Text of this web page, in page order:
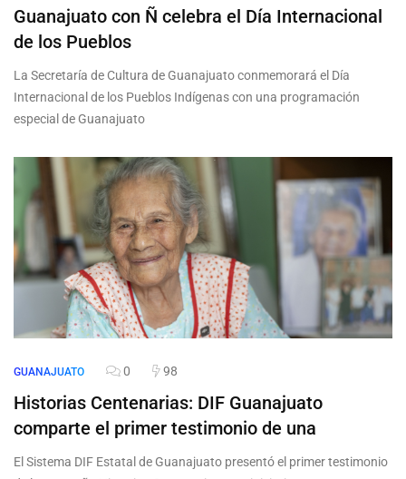
Guanajuato con Ñ celebra el Día Internacional
de los Pueblos
La Secretaría de Cultura de Guanajuato conmemorará el Día
Internacional de los Pueblos Indígenas con una programación
especial de Guanajuato
GUANAJUATO 0 98
Historias Centenarias: DIF Guanajuato
comparte el primer testimonio de una
El Sistema DIF Estatal de Guanajuato presentó el primer testimonio